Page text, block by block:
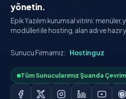
yönetin.
Epik Yazılım kurumsal vitrini: menüler,
modülleri ile hosting, alan adı ve hazır
Sunucu Firmamız: Hostinguz
Tüm Sunucularımız Şuanda